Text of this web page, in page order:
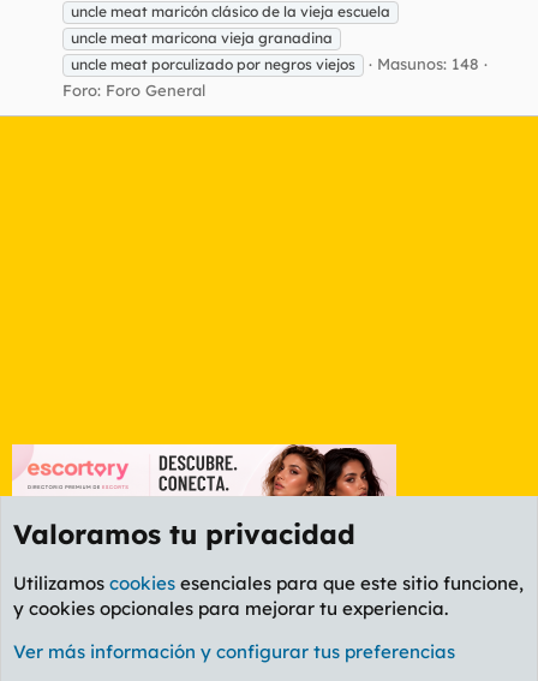
uncle meat maricón clásico de la vieja escuela
uncle meat maricona vieja granadina
uncle meat porculizado por negros viejos
Masunos: 148
Foro: Foro General
Etiquetas
Cookies
PL OLDSTYLE AMARILLO
Valoramos tu privacidad
Utilizamos cookies esenciales para que este sitio funcione,
y cookies opcionales para mejorar tu experiencia.
Ver más información y configurar tus preferencias